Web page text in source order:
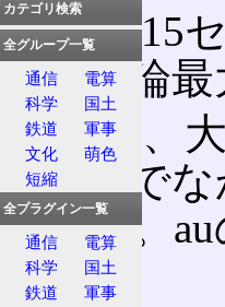
最大で15
る。理論
その分、
現実的で
とした。
る。
カテゴリ検索
全グループ一覧
通信
電算
科学
国土
鉄道
軍事
文化
萌色
短縮
全プラグイン一覧
通信
電算
科学
国土
鉄道
軍事